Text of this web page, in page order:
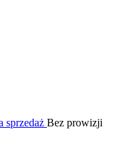
Bez prowizji